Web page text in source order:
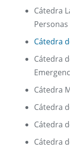
Cátedra
Cátedra
Cátedra
Cátedra
Cátedra
Cátedra
Cátedra